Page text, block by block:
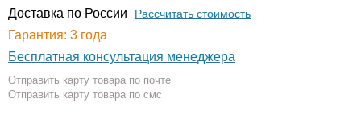
Доставка по России Рассчитать стоимость
Гарантия: 3 года
Бесплатная консультация менеджера
Отправить карту товара по почте
Отправить карту товара по смс